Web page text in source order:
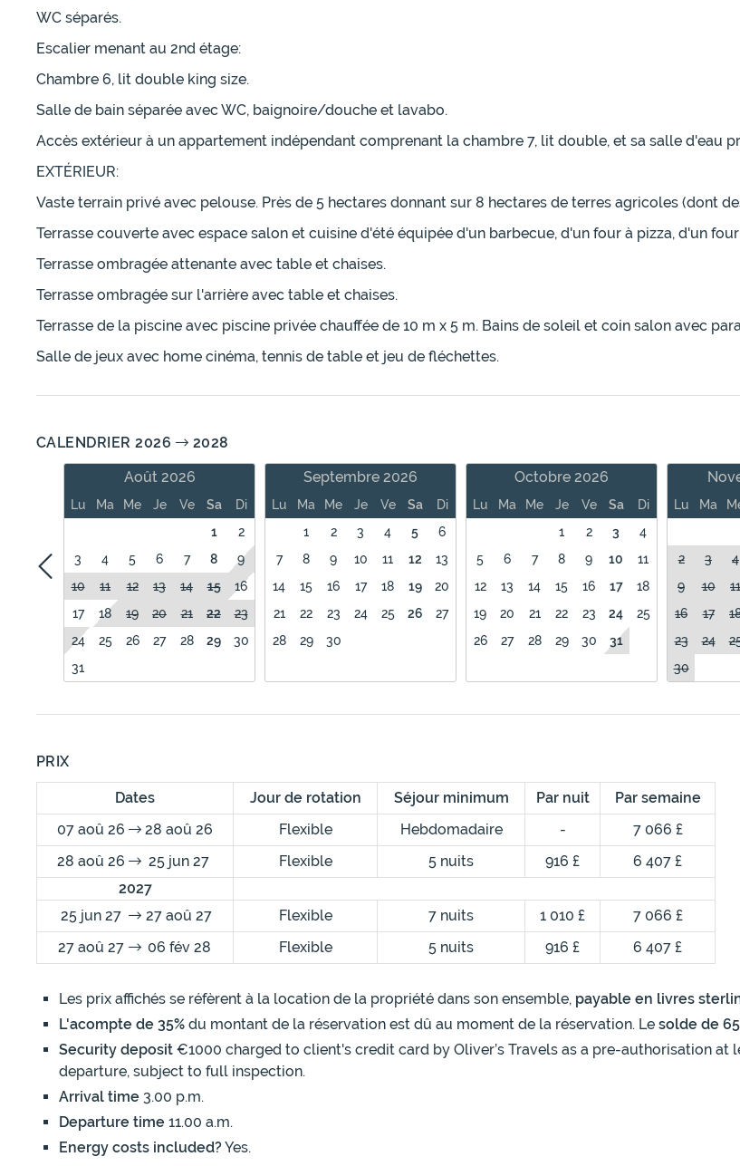
WC séparés.
Escalier menant au 2nd étage:
Chambre 6, lit double king size.
Salle de bain séparée avec WC, baignoire/douche et lavabo.
Accès extérieur à un appartement indépendant comprenant la chambre 7, lit double, et sa salle d'eau
EXTÉRIEUR:
Vaste terrain privé avec pelouse. Près de 5 hectares donnant sur 8 hectares de terres agricoles (dont
Terrasse couverte avec espace salon et cuisine d'été équipée d'un barbecue, d'un four à pizza, d'un
Terrasse ombragée attenante avec table et chaises.
Terrasse ombragée sur l'arrière avec table et chaises.
Terrasse de la piscine avec piscine privée chauffée de 10 m x 5 m. Bains de soleil et coin salon avec
Salle de jeux avec home cinéma, tennis de table et jeu de fléchettes.
CALENDRIER 2026
2028
Août 2026
Lu Ma Me Je Ve Sa
Di
1
2
3
4 5 6 7 8
9
10
11 12 13 14 15
16
17
18 19 20 21 22
23
24
25 26 27 28 29
30
31
Septembre 2026
Lu Ma Me Je Ve Sa
Di
1
2 3 4 5
6
7
8 9 10 11 12
13
14
15 16 17 18 19
20
21
22 23 24 25 26
27
28
29 30
Octobre 2026
Lu Ma Me Je Ve Sa
Di
1
2 3
4
5
6 7 8 9 10
11
12
13 14 15 16 17
18
19
20 21 22 23 24
25
26
27 28 29 30 31
Lu Ma
2
3 4
9
10 11
16
17
23
24
30
PRIX
Dates Jour de rotation Séjour minimum Par nuit
Par semaine
07 aoû 26
28 aoû 26 Flexible Hebdomadaire -
7 066 £
28 aoû 26
25 jun 27 Flexible 5 nuits 916 £
6 407 £
2027
25 jun 27
27 aoû 27 Flexible 7 nuits 1 010 £
7 066 £
27 aoû 27
06 fév 28 Flexible 5 nuits 916 £ 6 407 £
Les prix affichés se réfèrent à la location de la propriété dans son ensemble, payable en livres
L'acompte de 35% du montant de la réservation est dû au moment de la réservation. Le solde de
Security deposit €1000 charged to client's credit card by Oliver’s Travels as a pre-authorisation
departure, subject to full inspection.
Arrival time 3.00 p.m.
Departure time 11.00 a.m.
Energy costs included?Yes.